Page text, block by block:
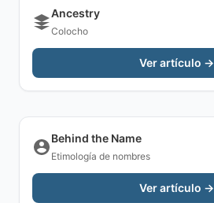
Ancestry
Colocho
Ver artículo →
Behind the Name
Etimología de nombres
Ver artículo →